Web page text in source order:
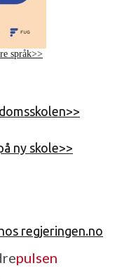
språk>>
ny skole>>
regjeringen.no
pulsen